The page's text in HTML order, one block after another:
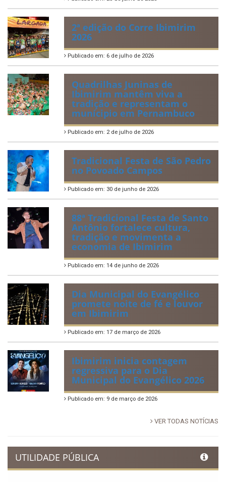
2ª edição do Corre Ibimirim
2026
Publicado em: 6 de julho de 2026
Quadrilhas Juninas de
Ibimirim mantêm viva a
tradição e representam o
munícipio em Pernambuco
Publicado em: 2 de julho de 2026
Tradicional Festa de São Pedro
no Povoado Campos
Publicado em: 30 de junho de 2026
88ª Tradicional Festa de Santo
Antônio fortalece cultura,
tradição e movimenta a
economia de Ibimirim
Publicado em: 14 de junho de 2026
Dia Municipal do Evangélico
promete noite de fé e louvor
em Ibimirim
Publicado em: 17 de março de 2026
Ibimirim inicia contagem
regressiva para o Dia
Municipal do Evangélico 2026
Publicado em: 9 de março de 2026
VER TODAS NOTÍCIAS
UTILIDADE PÚBLICA